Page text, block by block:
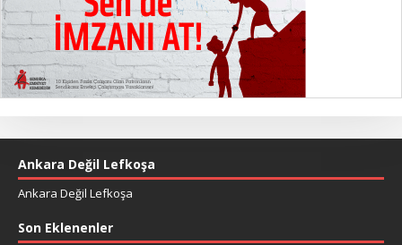
Ankara Değil Lefkoşa
Ankara Değil Lefkoşa
Son Eklenenler